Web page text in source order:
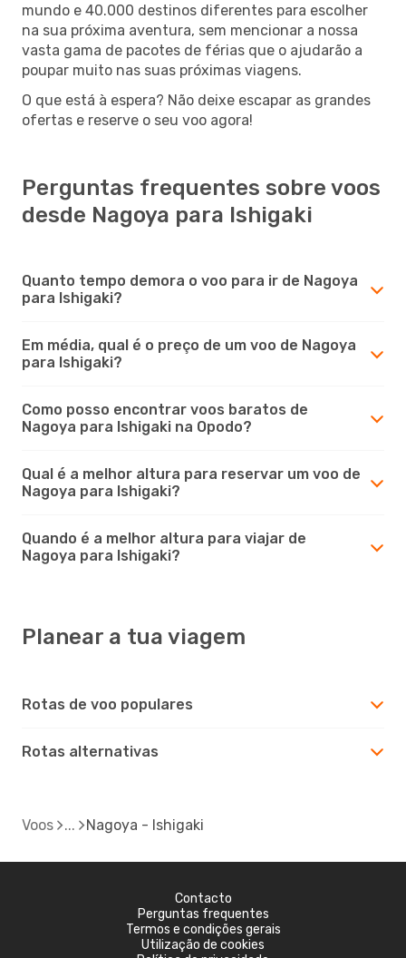
mundo e 40.000 destinos diferentes para escolher
na sua próxima aventura, sem mencionar a nossa
vasta gama de pacotes de férias que o ajudarão a
poupar muito nas suas próximas viagens.
O que está à espera? Não deixe escapar as grandes
ofertas e reserve o seu voo agora!
Perguntas frequentes sobre voos
desde Nagoya para Ishigaki
Quanto tempo demora o voo para ir de Nagoya
para Ishigaki?
Em média, qual é o preço de um voo de Nagoya
para Ishigaki?
Como posso encontrar voos baratos de
Nagoya para Ishigaki na Opodo?
Qual é a melhor altura para reservar um voo de
Nagoya para Ishigaki?
Quando é a melhor altura para viajar de
Nagoya para Ishigaki?
Planear a tua viagem
Rotas de voo populares
Rotas alternativas
Voos Nagoya - Ishigaki
Contacto
Perguntas frequentes
Termos e condições gerais
Utilização de cookies